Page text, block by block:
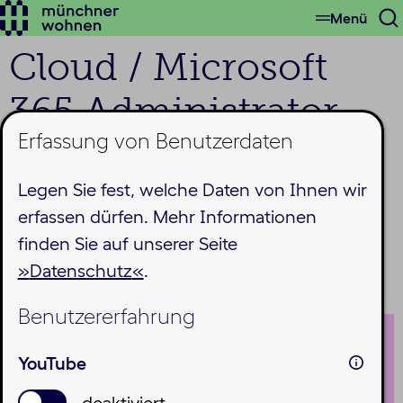
Erfassung von Benutzerdaten
Legen Sie fest, welche Daten von Ihnen wir
erfassen dürfen. Mehr Informationen
finden Sie auf unserer Seite
Datenschutz
.
Benutzererfahrung
YouTube
Zum
springen
Menü
Cloud / Microsoft
365 Administrator
(w/m/d) –
Schwerpunkt
Exchange Online